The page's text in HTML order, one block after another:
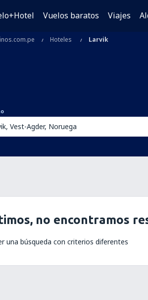
Vuelos baratos Viajes
Hoteles Larvik
no encontramos
una búsqueda con criterios diferentes